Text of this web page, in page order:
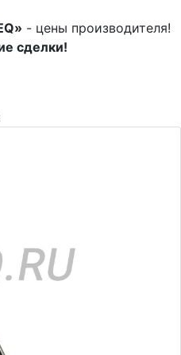
- цены производителя!
сделки!